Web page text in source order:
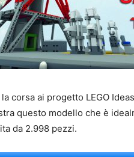
corsa ai progetto LEGO
questo modello che è
da 2.998 pezzi.